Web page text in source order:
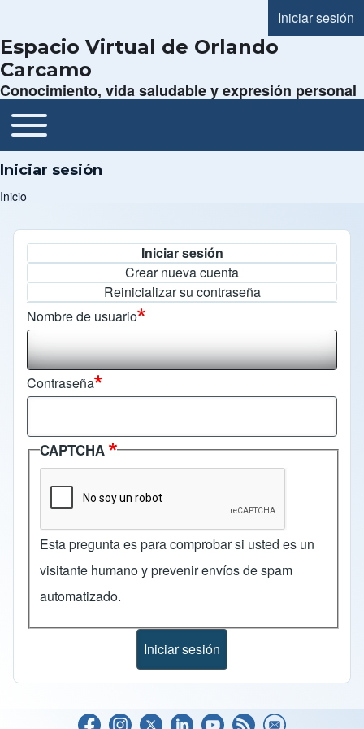
Menú de
Iniciar sesión
Espacio Virtual de Orlando
Carcamo
Conocimiento, vida saludable y expresión personal
Navegación principal
Toggle main menu
Iniciar sesión
Inicio
Solapas principales
Iniciar sesión
Crear nueva cuenta
Reinicializar su contraseña
Nombre de usuario
Contraseña
CAPTCHA
Esta pregunta es para comprobar si usted es un
visitante humano y prevenir envíos de spam
automatizado.